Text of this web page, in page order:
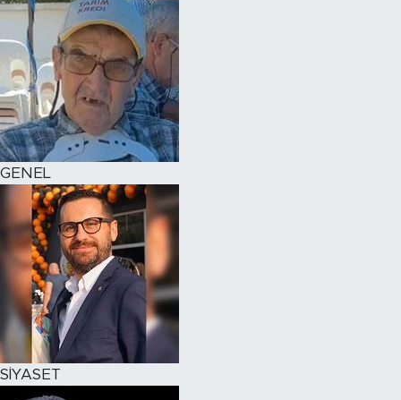
GENEL
SİYASET